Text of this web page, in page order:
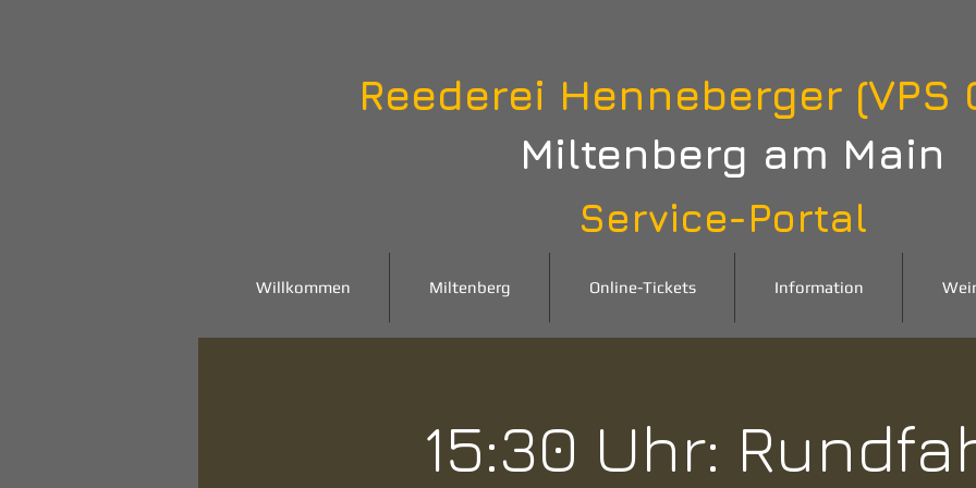
Reederei Henneberger (VPS
Miltenberg am Main
Service-Portal
Willkommen Miltenberg Online-Tickets Information
15:30 Uhr: